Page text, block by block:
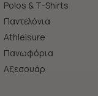
Polos & T-Shirts
Παντελόνια
Athleisure
Πανωφόρια
Aξεσουάρ